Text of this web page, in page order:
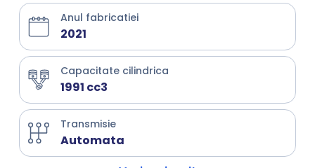
Anul fabricatiei
2021
Capacitate cilindrica
1991 cc3
Transmisie
Automata